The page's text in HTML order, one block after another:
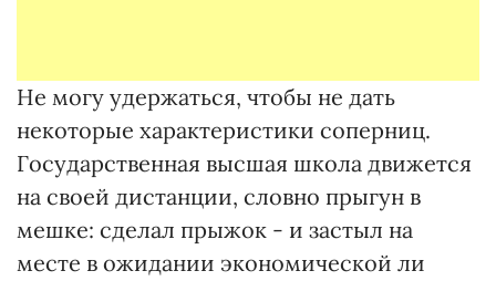
Не могу удержаться, чтобы не дать
некоторые характеристики соперниц.
Государственная высшая школа движется
на своей дистанции, словно прыгун в
мешке: сделал прыжок - и застыл на
месте в ожидании экономической ли